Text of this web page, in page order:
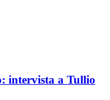
intervista a Tullio